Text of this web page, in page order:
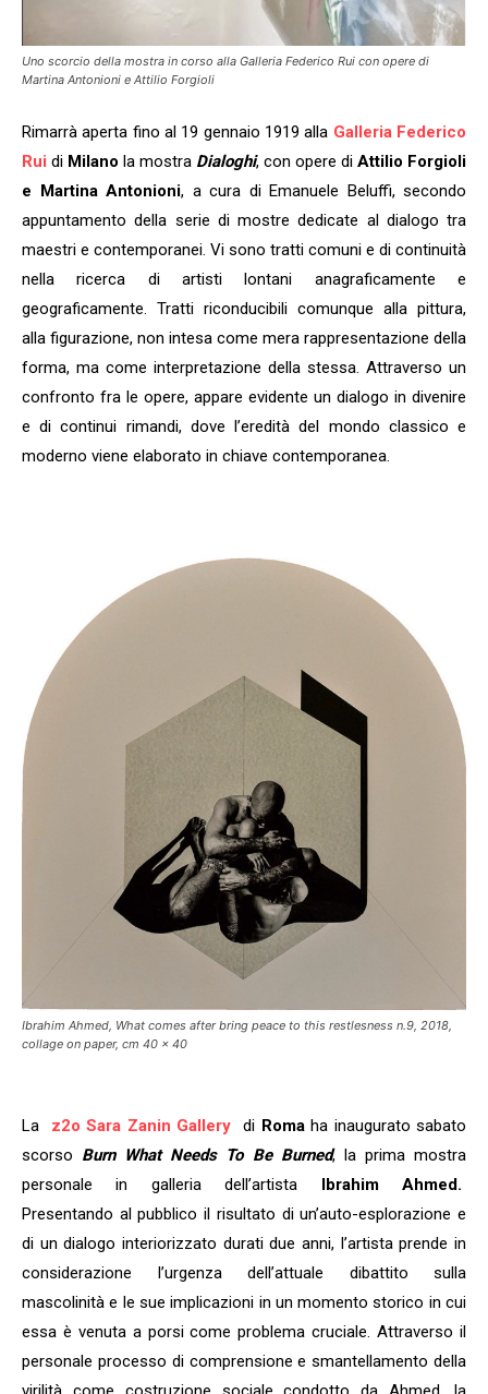
Uno scorcio della mostra in corso alla Galleria Federico Rui con opere di
Martina Antonioni e Attilio Forgioli
Rimarrà aperta fino al 19 gennaio 1919 alla Galleria Federico
Rui di Milano la mostra Dialoghi, con opere di Attilio Forgioli
e Martina Antonioni, a cura di Emanuele Beluffi, secondo
appuntamento della serie di mostre dedicate al dialogo tra
maestri e contemporanei. Vi sono tratti comuni e di continuità
nella ricerca di artisti lontani anagraficamente e
geograficamente. Tratti riconducibili comunque alla pittura,
alla figurazione, non intesa come mera rappresentazione della
forma, ma come interpretazione della stessa. Attraverso un
confronto fra le opere, appare evidente un dialogo in divenire
e di continui rimandi, dove l’eredità del mondo classico e
moderno viene elaborato in chiave contemporanea.
Ibrahim Ahmed, What comes after bring peace to this restlesness n.9, 2018,
collage on paper, cm 40 x 40
La z2o Sara Zanin Gallery di Romaha inaugurato sabato
scorso Burn What Needs To Be Burned, la prima mostra
personale in galleria dell’artista Ibrahim Ahmed.
Presentando al pubblico il risultato di un’auto-esplorazione e
di un dialogo interiorizzato durati due anni, l’artista prende in
considerazione l’urgenza dell’attuale dibattito sulla
mascolinità e le sue implicazioni in un momento storico in cui
essa è venuta a porsi come problema cruciale. Attraverso il
personale processo di comprensione e smantellamento della